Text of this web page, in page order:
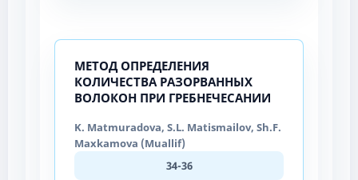
МЕТОД ОПРЕДЕЛЕНИЯ
КОЛИЧЕСТВА РАЗОРВАННЫХ
ВОЛОКОН ПРИ ГРЕБНЕЧЕСАНИИ
K. Matmuradova, S.L. Matismailov, Sh.F.
Maxkamova (Muallif)
34-36